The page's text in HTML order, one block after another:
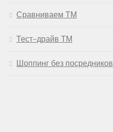
Сравниваем ТМ
Тест-драйв ТМ
Шоппинг без посредников